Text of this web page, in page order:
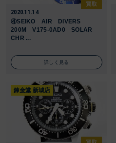
買取
2020.11.14
④SEIKO AIR DIVERS
200M V175-0AD0 SOLAR
CHR ...
詳しく見る
錬金堂 新城店